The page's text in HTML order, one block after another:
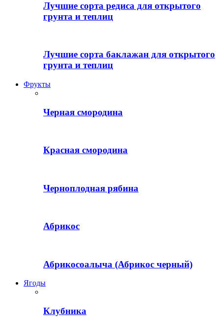
Лучшие сорта редиса для открытого
грунта и теплиц
Лучшие сорта баклажан для открытого
грунта и теплиц
Фрукты
Черная смородина
Красная смородина
Черноплодная рябина
Абрикос
Абрикосоалыча (Абрикос черный)
Ягоды
Клубника